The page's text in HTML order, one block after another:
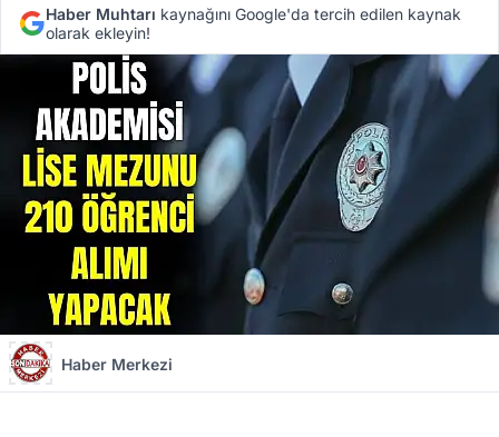
Haber Muhtarı kaynağını Google'da tercih edilen kaynak
olarak ekleyin!
Haber Merkezi